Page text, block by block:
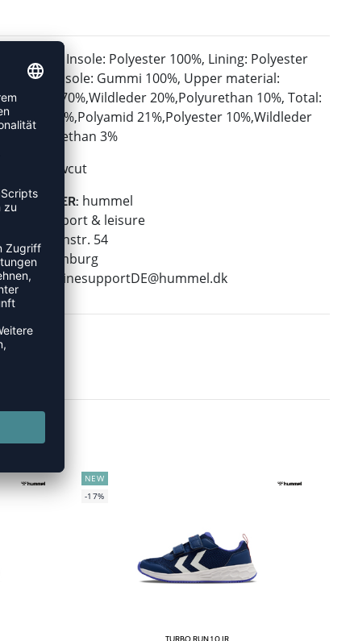
MATERIAL:
Insole: Polyester 100%, Lining: Polyester
100%, Out sole: Gummi 100%, Upper material:
Polyamid 70%,Wildleder 20%,Polyurethan 10%, Total:
Gummi 60%,Polyamid 21%,Polyester 10%,Wildleder
6%,Polyurethan 3%
Lowcut
HERSTELLER: hummel
hummel sport & leisure
Leverkusenstr. 54
22761 Hamburg
E-Mail:
onlinesupportDE@hummel.dk
NEW
-17%
TURBO RUN 1.0 JR